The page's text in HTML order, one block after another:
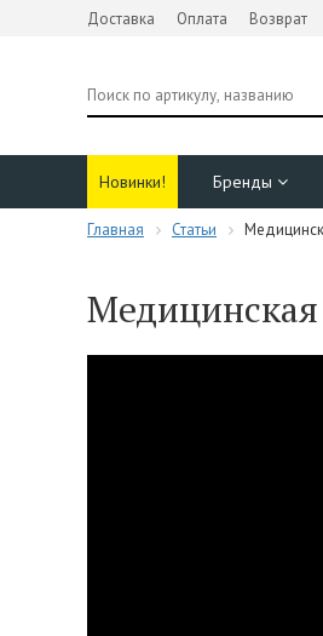
Доставка Оплата Возврат
Новинки! Бренды
Главная Статьи
Медицинская